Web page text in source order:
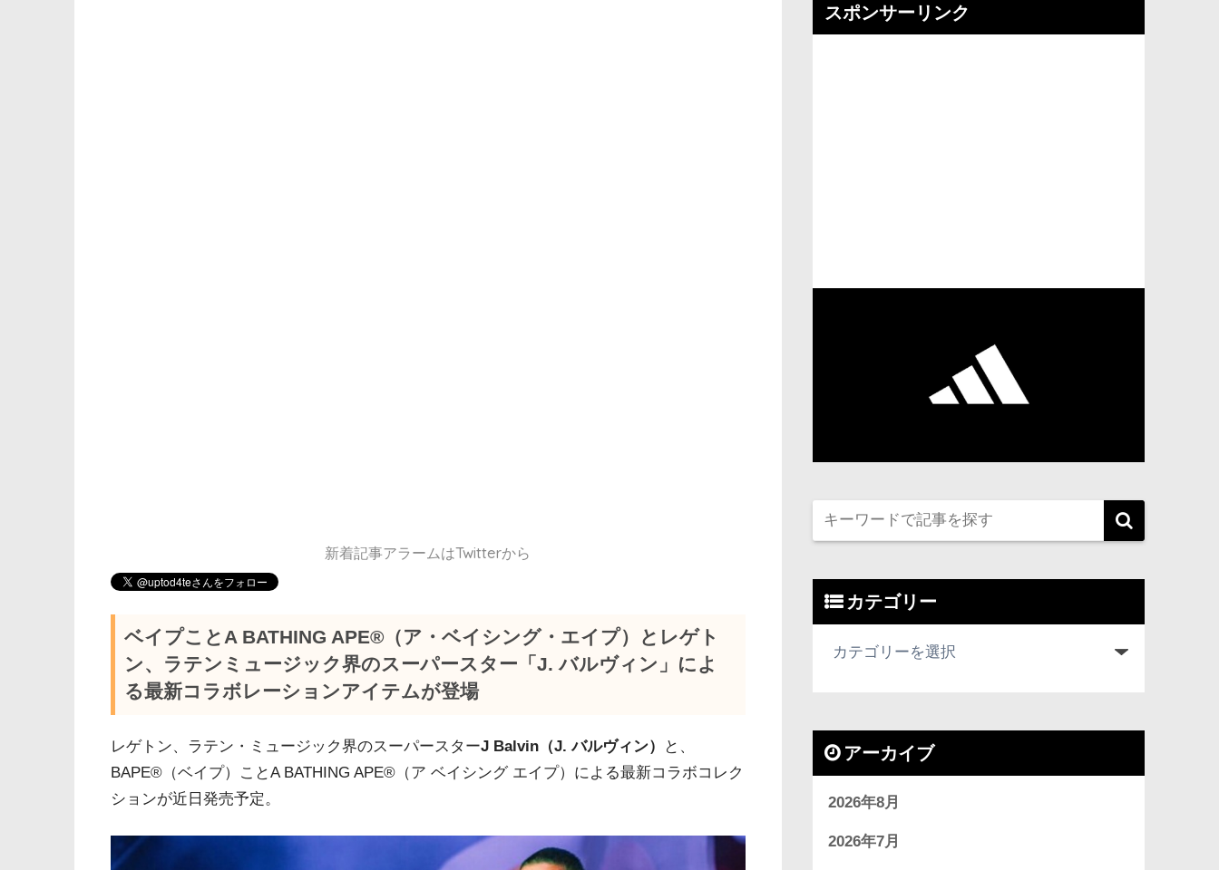
新着記事アラームはTwitterから
ベイプことA BATHING APE®（ア・ベイシング・エイプ）とレゲト
ン、ラテンミュージック界のスーパースター「J. バルヴィン」によ
る最新コラボレーションアイテムが登場
レゲトン、ラテン・ミュージック界のスーパースターJ Balvin（J. バルヴィン）
と、
BAPE®（ベイプ）ことA BATHING APE®（ア ベイシング エイプ）による最新コラボコレク
ションが近日発売予定。
スポンサーリンク
カテゴリー
アーカイブ
2026年8月
2026年7月